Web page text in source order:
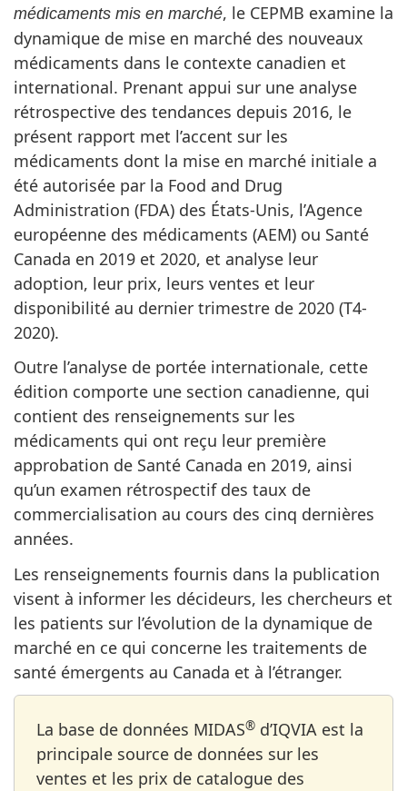
médicaments mis en marché, le CEPMB examine la
dynamique de mise en marché des nouveaux
médicaments dans le contexte canadien et
international. Prenant appui sur une analyse
rétrospective des tendances depuis 2016, le
présent rapport met l’accent sur les
médicaments dont la mise en marché initiale a
été autorisée par la Food and Drug
Administration (FDA) des États-Unis, l’Agence
européenne des médicaments (AEM) ou Santé
Canada en 2019 et 2020, et analyse leur
adoption, leur prix, leurs ventes et leur
disponibilité au dernier trimestre de 2020 (T4-
2020).
Outre l’analyse de portée internationale, cette
édition comporte une section canadienne, qui
contient des renseignements sur les
médicaments qui ont reçu leur première
approbation de Santé Canada en 2019, ainsi
qu’un examen rétrospectif des taux de
commercialisation au cours des cinq dernières
années.
Les renseignements fournis dans la publication
visent à informer les décideurs, les chercheurs et
les patients sur l’évolution de la dynamique de
marché en ce qui concerne les traitements de
santé émergents au Canada et à l’étranger.
La base de données MIDAS® d’IQVIA est la
principale source de données sur les
ventes et les prix de catalogue des